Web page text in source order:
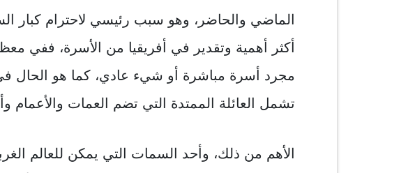
الماضي والحاضر، وهو سبب رئيسي لاحترام كبار
أكثر أهمية وتقدير في أفريقيا من الأسرة، ففي معظم
مجرد أسرة مباشرة أو شيء عادي، كما هو الحال في
تشمل العائلة الممتدة التي تضم العمات والأعمام
الأهم من ذلك، وأحد السمات التي يمكن للعالم